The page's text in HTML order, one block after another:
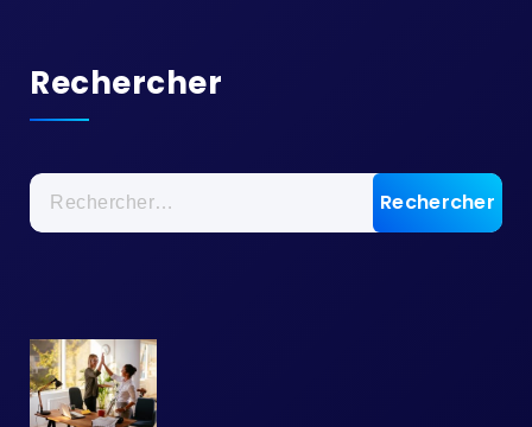
Rechercher
Rechercher :